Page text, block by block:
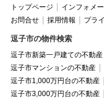
トップページ インフォメ
お問合せ
採用情報 プラ
逗子市の物件検索
逗子市新築一戸建ての不動産
逗子市マンションの不動産
逗子市1,000万円台の不動産
逗子市3,000万円台の不動産